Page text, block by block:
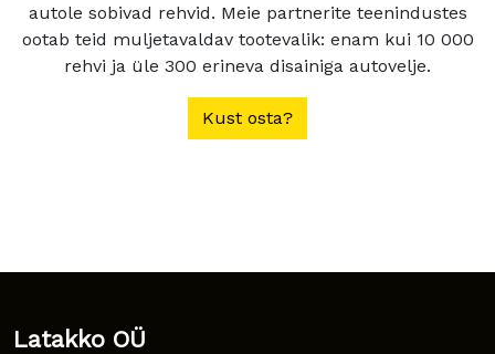
autole sobivad rehvid. Meie partnerite teenindustes
ootab teid muljetavaldav tootevalik: enam kui 10 000
rehvi ja üle 300 erineva disainiga autovelje.
Kust osta?
Latakko OÜ